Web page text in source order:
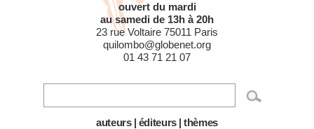
ouvert du mardi
au samedi de 13h à 20h
23 rue Voltaire 75011 Paris
quilombo@globenet.org
01 43 71 21 07
auteurs | éditeurs | thèmes